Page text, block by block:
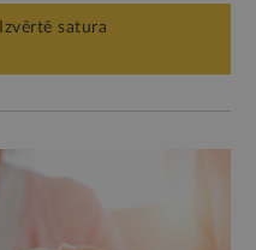
Izvērtē satura